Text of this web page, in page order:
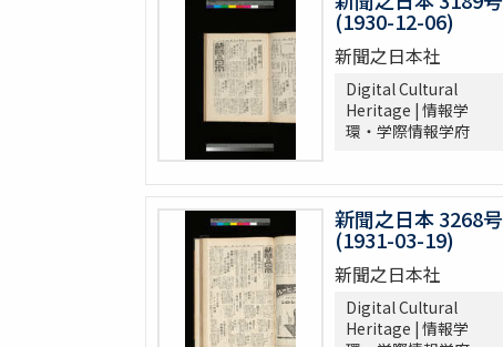
(1930-12-06)
新聞之日本社
Digital Cultural
Heritage | 情報学
環・学際情報学府
新聞之日本 3268号
(1931-03-19)
新聞之日本社
Digital Cultural
Heritage | 情報学